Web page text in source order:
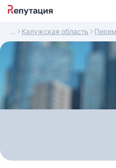
Калужская область